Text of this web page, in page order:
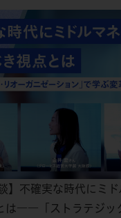
】不確実な時代にミ
は――「ストラテジッ